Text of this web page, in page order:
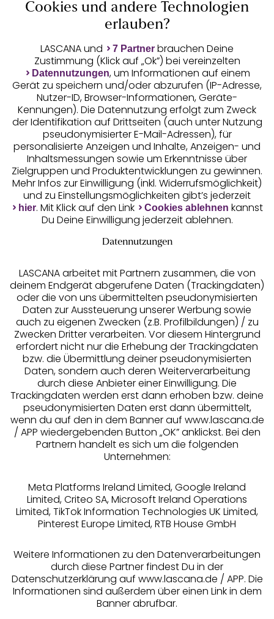
Auszeichnungen
Geprüfte Sicherheit
Unsere Apps
Services
Beratung
Über uns
Rechtliches
Alle Preise inkl. MwSt., zzgl.
Versandkosten
Cookies und andere Technologien
erlauben?
LASCANA und 7 Partner brauchen Deine
Zustimmung (Klick auf „Ok”) bei vereinzelten
Datennutzungen, um Informationen auf einem
Gerät zu speichern und/oder abzurufen (IP-Adresse,
Nutzer-ID, Browser-Informationen, Geräte-
Kennungen). Die Datennutzung erfolgt zum Zweck
der Identifikation auf Drittseiten (auch unter Nutzung
pseudonymisierter E-Mail-Adressen), für
personalisierte Anzeigen und Inhalte, Anzeigen- und
Inhaltsmessungen sowie um Erkenntnisse über
Zielgruppen und Produktentwicklungen zu gewinnen.
Mehr Infos zur Einwilligung (inkl. Widerrufsmöglichkeit)
und zu Einstellungsmöglichkeiten gibt’s jederzeit
hier. Mit Klick auf den Link Cookies ablehnen kannst
Du Deine Einwilligung jederzeit ablehnen.
Datennutzungen
LASCANA arbeitet mit Partnern zusammen, die von
deinem Endgerät abgerufene Daten (Trackingdaten)
oder die von uns übermittelten pseudonymisierten
Daten zur Aussteuerung unserer Werbung sowie
auch zu eigenen Zwecken (z.B. Profilbildungen) / zu
Zwecken Dritter verarbeiten. Vor diesem Hintergrund
erfordert nicht nur die Erhebung der Trackingdaten
bzw. die Übermittlung deiner pseudonymisierten
Daten, sondern auch deren Weiterverarbeitung
durch diese Anbieter einer Einwilligung. Die
Trackingdaten werden erst dann erhoben bzw. deine
pseudonymisierten Daten erst dann übermittelt,
wenn du auf den in dem Banner auf www.lascana.de
/ APP wiedergebenden Button „OK” anklickst. Bei den
Partnern handelt es sich um die folgenden
Unternehmen:
Meta Platforms Ireland Limited, Google Ireland
Limited, Criteo SA, Microsoft Ireland Operations
Limited, TikTok Information Technologies UK Limited,
Pinterest Europe Limited, RTB House GmbH
Weitere Informationen zu den Datenverarbeitungen
durch diese Partner findest Du in der
Datenschutzerklärung auf www.lascana.de / APP. Die
Informationen sind außerdem über einen Link in dem
Banner abrufbar.